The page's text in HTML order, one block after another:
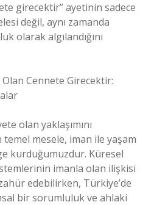
girecektir” ayetinin sadece
değil, aynı zamanda
olarak algılandığını
Cennete Girecektir:
olan yaklaşımını
temel mesele, iman ile yaşam
kurduğumuzdur. Küresel
imanla olan ilişkisi
edebilirken, Türkiye’de
bir sorumluluk ve ahlaki